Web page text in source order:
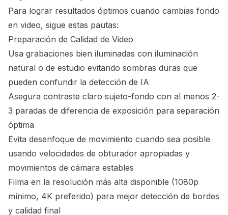
Para lograr resultados óptimos cuando cambias fondo
en video, sigue estas pautas:
Preparación de Calidad de Video
Usa grabaciones bien iluminadas con iluminación
natural o de estudio evitando sombras duras que
pueden confundir la detección de IA
Asegura contraste claro sujeto-fondo con al menos 2-
3 paradas de diferencia de exposición para separación
óptima
Evita desenfoque de movimiento cuando sea posible
usando velocidades de obturador apropiadas y
movimientos de cámara estables
Filma en la resolución más alta disponible (1080p
mínimo, 4K preferido) para mejor detección de bordes
y calidad final